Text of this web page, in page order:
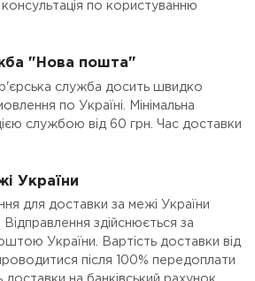
по користуванню
"Нова пошта"
служба досить швидко
по Україні. Мінімальна
службою від 60 грн. Час доставки
України
для доставки за межі України
здійснюється за
України. Вартість доставки від
після 100% передоплати